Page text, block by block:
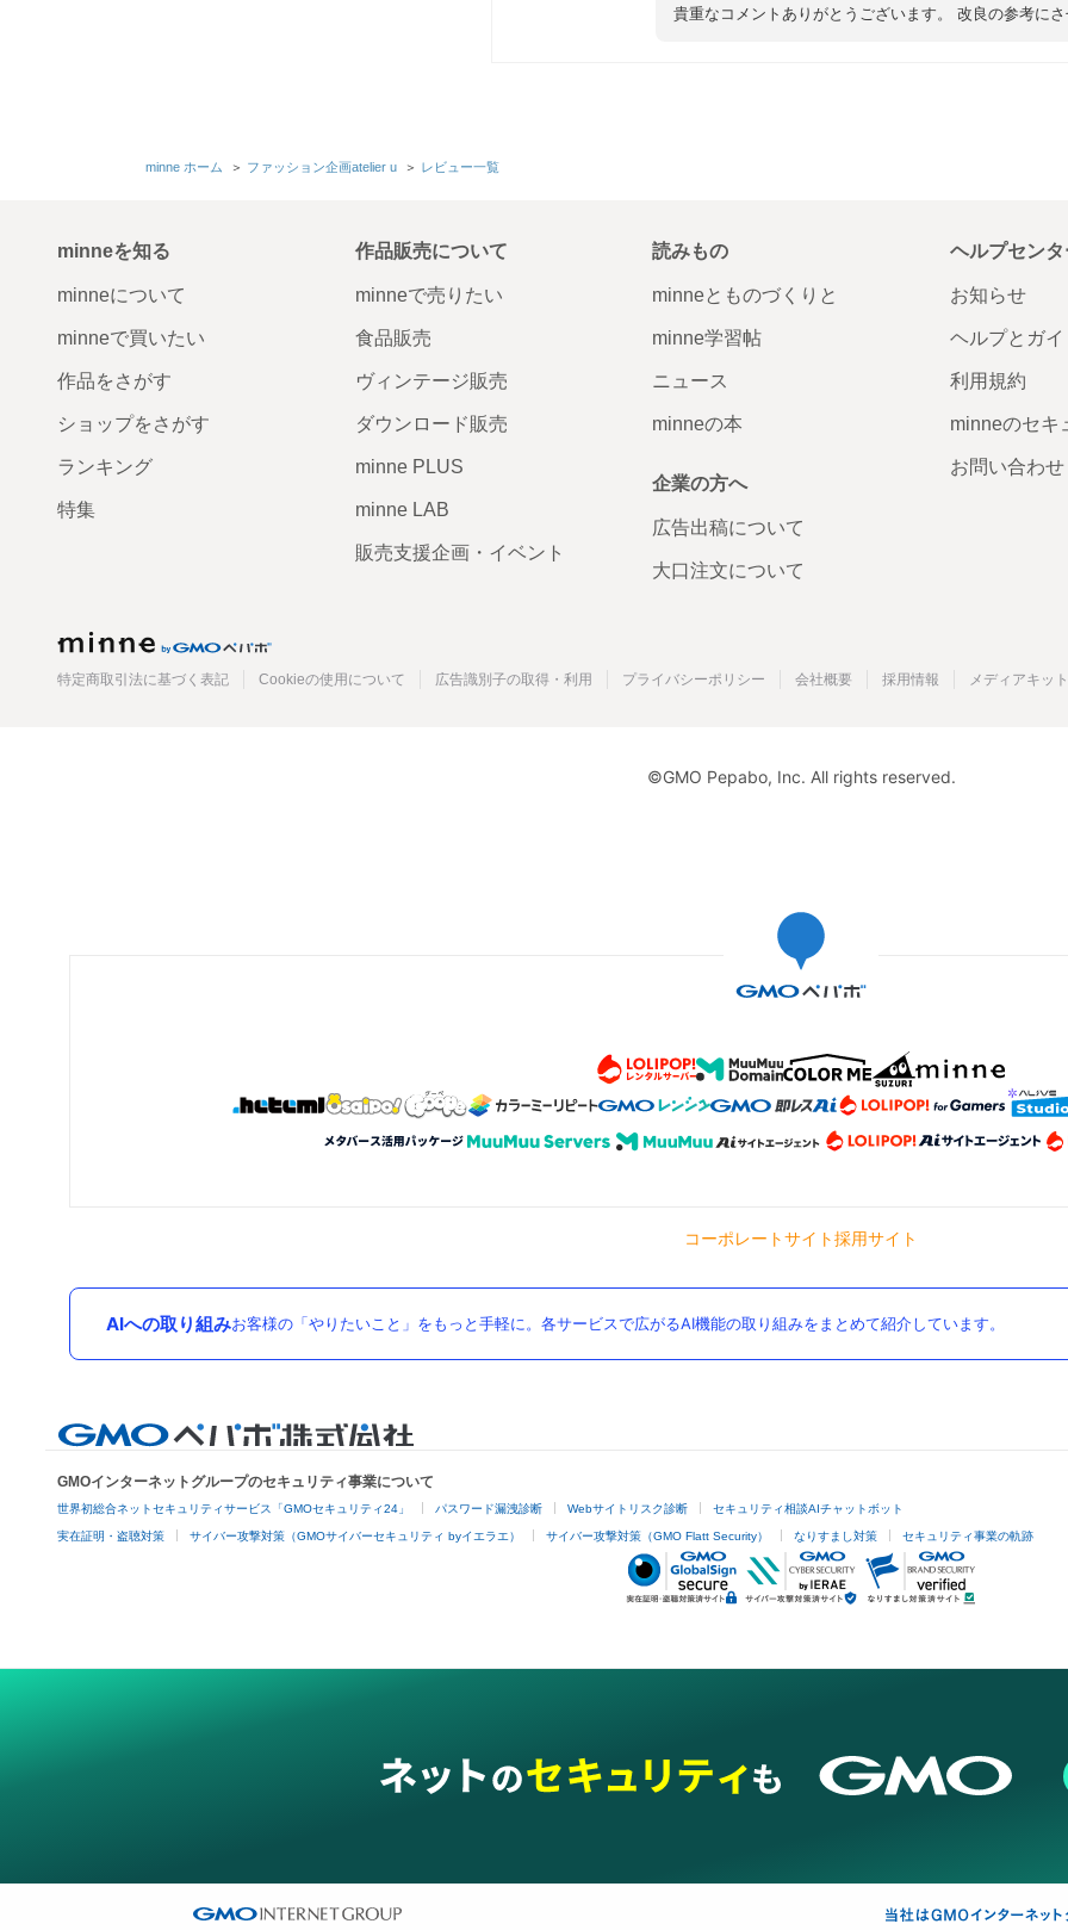
貴重なコメントありがとうございます。 改良の参考に
minne ホーム ＞ ファッション企画atelier u ＞ レビュー一覧
minneを知る
minneについて
minneで買いたい
作品をさがす
ショップをさがす
ランキング
特集
作品販売について
minneで売りたい
食品販売
ヴィンテージ販売
ダウンロード販売
minne PLUS
minne LAB
販売支援企画・イベント
読みもの
minneとものづくりと
minne学習帖
ニュース
minneの本
企業の方へ
広告出稿について
大口注文について
ヘルプセンタ
お知らせ
ヘルプとガイ
利用規約
minneのセキ
お問い合わせ
特定商取引法に基づく表記 Cookieの使用について 広告識別子の取得・利用 プライバシーポリシー 会社概要 採用情報 メディアキット
©GMO Pepabo, Inc. All rights reserved.
コーポレートサイト採用サイト
AIへの取り組みお客様の「やりたいこと」をもっと手軽に。各サービスで広がるAI機能の取り組みをまとめて紹介しています。
GMOインターネットグループのセキュリティ事業について
世界初総合ネットセキュリティサービス「GMOセキュリティ24」 パスワード漏洩診断 Webサイトリスク診断 セキュリティ相談AIチャットボット
実在証明・盗聴対策 サイバー攻撃対策（GMOサイバーセキュリティ byイエラエ） サイバー攻撃対策（GMO Flatt Security） なりすまし対策 セキュリティ事業の軌跡